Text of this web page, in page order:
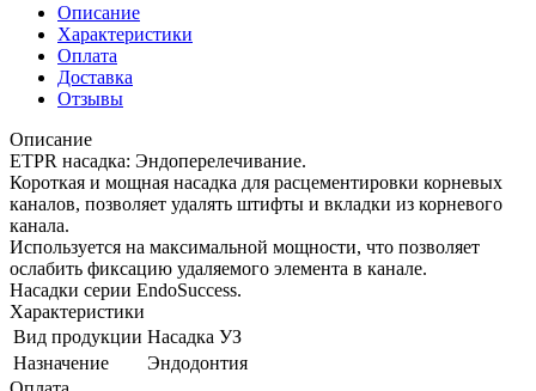
Описание
Характеристики
Оплата
Доставка
Отзывы
Описание
ETPR насадка: Эндоперелечивание.
Короткая и мощная насадка для расцементировки корневых
каналов, позволяет удалять штифты и вкладки из корневого
канала.
Используется на максимальной мощности, что позволяет
ослабить фиксацию удаляемого элемента в канале.
Насадки серии EndoSuccess.
Характеристики
Вид продукции Насадка УЗ
Назначение
Эндодонтия